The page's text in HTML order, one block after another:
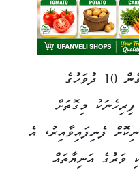
ޖޫން މަހުގެ 13 އިން ފެށިގެން 10 ދުވަހުގެ
މިގޮތަށް
ފެނިފައިވާއިރު، އެ
ވަރުގެ އަނިޔާތައް